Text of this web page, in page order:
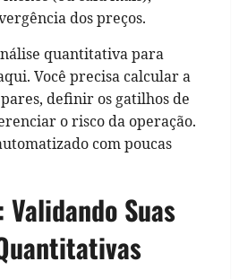
dos preços.
quantitativa para
Você precisa calcular a
definir os gatilhos de
o risco da operação.
com poucas
Suas